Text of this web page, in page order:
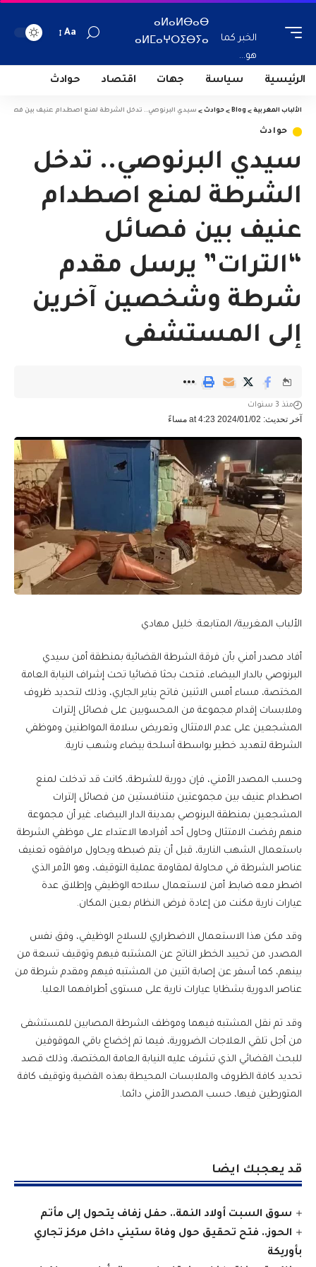
الخبر كما
هو...
ⴰⵍⴰⵍⴱⴰⴱ
ⴰⵍⵎⴰⵖⵔⵉⴱⵢⴰ
Aa
الرئيسية سياسة جهات اقتصاد حوادث
الألباب المغربية >
Blog
> حوادث > سيدي البرنوصي.. تدخل الشرطة لمنع اصطدام عنيف بين
حوادث
سيدي البرنوصي.. تدخل
الشرطة لمنع اصطدام
عنيف بين فصائل
“الترات” يرسل مقدم
شرطة وشخصين آخرين
إلى المستشفى
آخر تحديث: 2024/01/02 at 4:23 مساءً
منذ 3 سنوات
الألباب المغربية/ المتابعة: خليل مهادي
أفاد مصدر أمني بأن فرقة الشرطة القضائية بمنطقة أمن سيدي
البرنوصي بالدار البيضاء، فتحت بحثا قضائيا تحت إشراف النيابة العامة
المختصة، مساء أمس الاثنين فاتح يناير الجاري، وذلك لتحديد ظروف
وملابسات إقدام مجموعة من المحسوبين على فصائل إلترات
المشجعين على عدم الامتثال وتعريض سلامة المواطنين وموظفي
الشرطة لتهديد خطير بواسطة أسلحة بيضاء وشهب نارية.
وحسب المصدر الأمني، فإن دورية للشرطة، كانت قد تدخلت لمنع
اصطدام عنيف بين مجموعتين متنافستين من فصائل إلترات
المشجعين بمنطقة البرنوصي بمدينة الدار البيضاء، غير أن مجموعة
منهم رفضت الامتثال وحاول أحد أفرادها الاعتداء على موظفي الشرطة
باستعمال الشهب النارية، قبل أن يتم ضبطه ويحاول مرافقوه تعنيف
عناصر الشرطة في محاولة لمقاومة عملية التوقيف، وهو الأمر الذي
اضطر معه ضابط أمن لاستعمال سلاحه الوظيفي وإطلاق عدة
عيارات نارية مكنت من إعادة فرض النظام بعين المكان.
وقد مكن هذا الاستعمال الاضطراري للسلاح الوظيفي، وفق نفس
المصدر، من تحييد الخطر الناتج عن المشتبه فيهم وتوقيف تسعة من
بينهم، كما أسفر عن إصابة اثنين من المشتبه فيهم ومقدم شرطة من
عناصر الدورية بشظايا عيارات نارية على مستوى أطرافهما العليا.
وقد تم نقل المشتبه فيهما وموظف الشرطة المصابين للمستشفى
من أجل تلقي العلاجات الضرورية، فيما تم إخضاع باقي الموقوفين
للبحث القضائي الذي تشرف عليه النيابة العامة المختصة، وذلك قصد
تحديد كافة الظروف والملابسات المحيطة بهذه القضية وتوقيف كافة
المتورطين فيها، حسب المصدر الأمني دائما.
قد يعجبك ايضا
سوق السبت أولاد النمة.. حفل زفاف يتحول إلى مأتم
الحوز.. فتح تحقيق حول وفاة ستيني داخل مركز تجاري
بأوريكة